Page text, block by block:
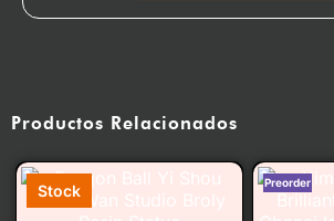
Productos Relacionados